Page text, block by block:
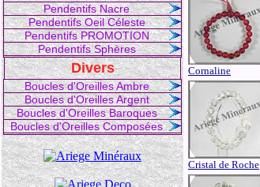
Pendentifs Nacre
Pendentifs Oeil Céleste
Pendentifs PROMOTION
Pendentifs Sphères
Divers
Boucles d'Oreilles Ambre
Boucles d'Oreilles Argent
Boucles d'Oreilles Baroques
Boucles d'Oreilles Composées
Cornaline
Cristal de Roche